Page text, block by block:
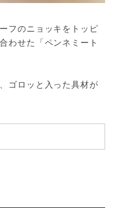
フのニョッキをトッピ
わせた「ペンネミート
ゴロッと入った具材が